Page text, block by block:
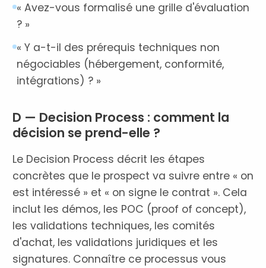
« Avez-vous formalisé une grille d'évaluation
? »
« Y a-t-il des prérequis techniques non
négociables (hébergement, conformité,
intégrations) ? »
D — Decision Process : comment la
décision se prend-elle ?
Le Decision Process décrit les étapes
concrètes que le prospect va suivre entre « on
est intéressé » et « on signe le contrat ». Cela
inclut les démos, les POC (proof of concept),
les validations techniques, les comités
d'achat, les validations juridiques et les
signatures. Connaître ce processus vous